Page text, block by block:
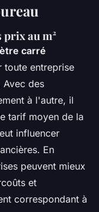
au m²
carré
toute entreprise
Avec des
à l'autre, il
tarif moyen de la
influencer
En
peuvent mieux
et
correspondant à